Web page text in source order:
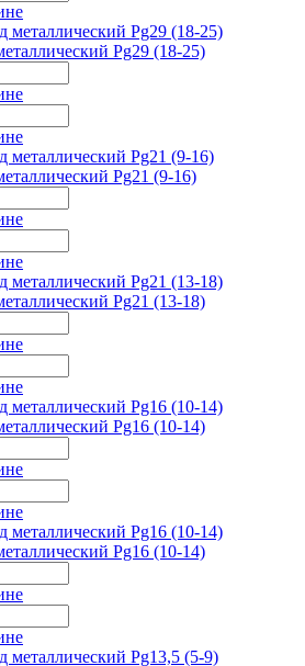
Pg29 (18-25)
Pg21 (9-16)
Pg21 (13-18)
Pg16 (10-14)
Pg16 (10-14)